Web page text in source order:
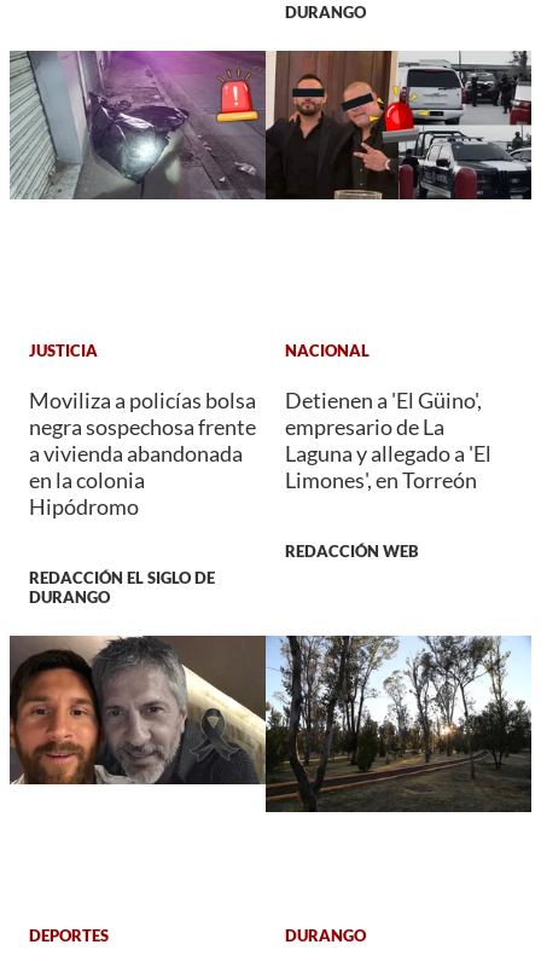
DURANGO
JUSTICIA
Moviliza a policías bolsa
negra sospechosa frente
a vivienda abandonada
en la colonia
Hipódromo
REDACCIÓN EL SIGLO DE
DURANGO
NACIONAL
Detienen a 'El Güino',
empresario de La
Laguna y allegado a 'El
Limones', en Torreón
REDACCIÓN WEB
DEPORTES DURANGO